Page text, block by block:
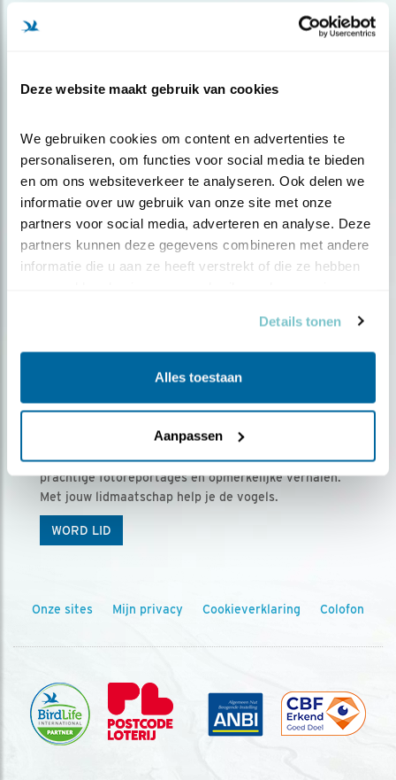
Deze website maakt gebruik van cookies
We gebruiken cookies om content en advertenties te
personaliseren, om functies voor social media te bieden
en om ons websiteverkeer te analyseren. Ook delen we
informatie over uw gebruik van onze site met onze
partners voor social media, adverteren en analyse. Deze
partners kunnen deze gegevens combineren met andere
informatie die u aan ze heeft verstrekt of die ze hebben
Details tonen
Alles toestaan
Aanpassen
Meld je aan en ontvang nieuws, inspiratie, acties en tips
over vogels en activiteiten van Vogelbescherming.
Ontvang 5 x Vogels voor € 36,00 per jaar
Vogels is het tijdschrift voor onze leden, met
prachtige fotoreportages en opmerkelijke verhalen.
Met jouw lidmaatschap help je de vogels.
WORD LID
Onze sites Mijn privacy Cookieverklaring Colofon